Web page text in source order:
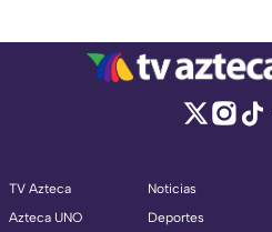
TV Azteca
Azteca UNO
Noticias
Deportes